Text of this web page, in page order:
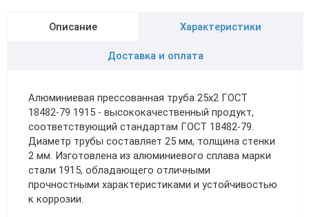
Описание Характеристики
Доставка и оплата
Алюминиевая прессованная труба 25х2 ГОСТ
18482-79 1915 - высококачественный продукт,
соответствующий стандартам ГОСТ 18482-79.
Диаметр трубы составляет 25 мм, толщина стенки
2 мм. Изготовлена из алюминиевого сплава марки
стали 1915, обладающего отличными
прочностными характеристиками и устойчивостью
к коррозии.